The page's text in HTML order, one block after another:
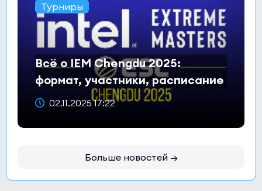
Турниры
Всё о IEM Chengdu 2025:
формат, участники, расписание
и призовой фонд
02.11.2025 17:22
Больше новостей →